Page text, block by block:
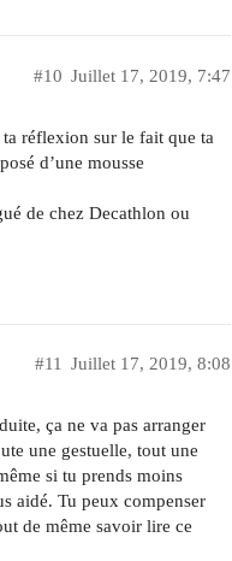
Juillet 17, 2019, 7:47
#10
ta réflexion sur le fait que ta
d’une mousse
de chez Decathlon ou
Juillet 17, 2019, 8:08
#11
ça ne va pas arranger
une gestuelle, tout une
si tu prends moins
aidé. Tu peux compenser
de même savoir lire ce